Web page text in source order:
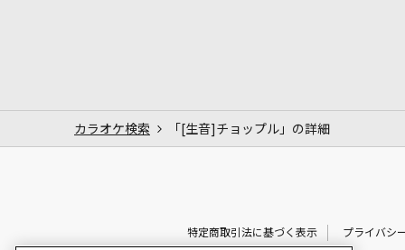
カラオケ検索 「[生音]チョップル」の詳細
特定商取引法に基づく表示 プライバシ